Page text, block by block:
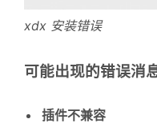
xdx 安装错误
可能出现的错误消
插件不兼容